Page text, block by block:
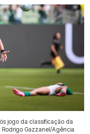
jogo da classificação da
Gazzanel/Agência